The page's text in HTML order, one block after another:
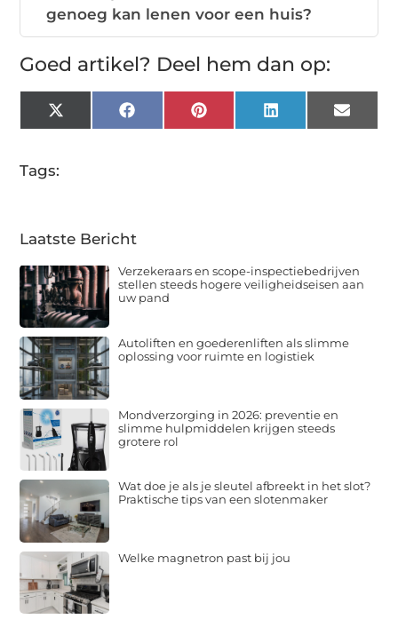
genoeg kan lenen voor een huis?
Goed artikel? Deel hem dan op:
X
(Twitter)
FacebookPinterestLinkedInEmail
Tags:
Laatste Bericht
Verzekeraars en scope-inspectiebedrijven
stellen steeds hogere veiligheidseisen aan
uw pand
Autoliften en goederenliften als slimme
oplossing voor ruimte en logistiek
Mondverzorging in 2026: preventie en
slimme hulpmiddelen krijgen steeds
grotere rol
Wat doe je als je sleutel afbreekt in het slot?
Praktische tips van een slotenmaker
Welke magnetron past bij jou